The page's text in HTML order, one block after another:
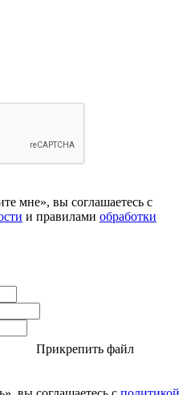
мне», вы соглашаетесь с
и правилами обработки
Прикрепить файл